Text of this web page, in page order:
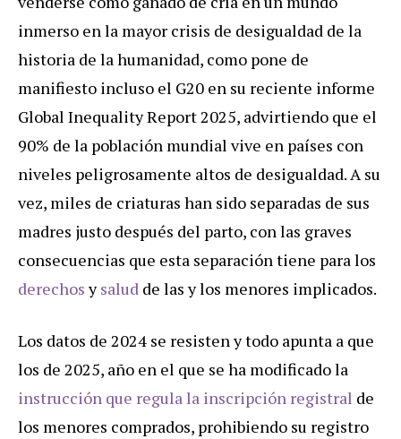
inmerso en la mayor crisis de desigualdad de la
historia de la humanidad, como pone de
manifiesto incluso el G20 en su reciente informe
Global Inequality Report 2025, advirtiendo que el
90% de la población mundial vive en países con
niveles peligrosamente altos de desigualdad. A su
vez, miles de criaturas han sido separadas de sus
madres justo después del parto, con las graves
consecuencias que esta separación tiene para los
derechosysalud de las y los menores implicados.
Los datos de 2024 se resisten y todo apunta a que
los de 2025, año en el que se ha modificado la
instrucción que regula la inscripción registral de
los menores comprados, prohibiendo su registro